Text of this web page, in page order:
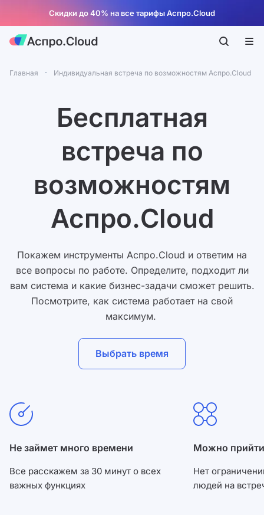
Скидки до 40% на все тарифы Аспро.Cloud
Главная Индивидуальная встреча по возможностям Аспро.Cloud
Бесплатная
встреча по
возможностям
Аспро.Cloud
Покажем инструменты Аспро.Cloud и ответим на
все вопросы по работе. Определите, подходит ли
вам система и какие бизнес-задачи сможет решить.
Посмотрите, как система работает на свой
максимум.
Выбрать время
Не займет много времени
Все расскажем за 30 минут о всех
важных функциях
Можно
Нет
людей на